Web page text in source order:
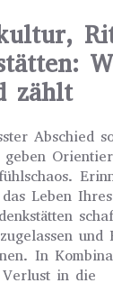
zählt
Abschied
Leben
und
In
Verlust in die